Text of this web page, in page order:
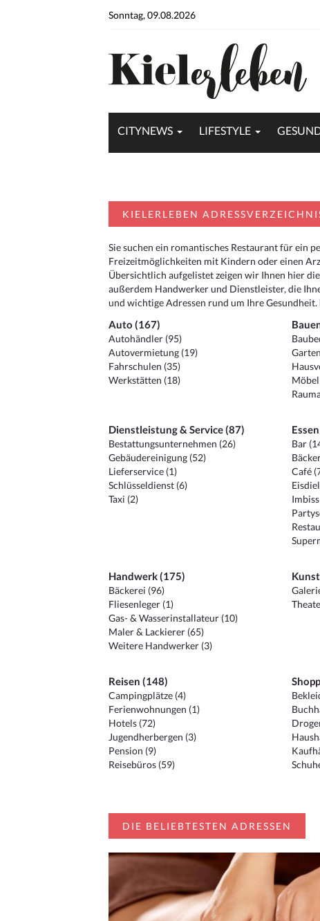
Sonntag, 09.08.2026
CITYNEWS LIFESTYLE
KIELERLEBEN
Sie suchen ein romantisches Restaurant für ein
Freizeitmöglichkeiten mit Kindern oder einen
Übersichtlich aufgelistet zeigen wir Ihnen hier
außerdem Handwerker und Dienstleister, die
und wichtige Adressen rund um Ihre
Auto (167)
Autohändler (95)
Autovermietung (19)
Fahrschulen (35)
Werkstätten (18)
Dienstleistung & Service (87)
Bestattungsunternehmen (26)
Gebäudereinigung (52)
Lieferservice (1)
Schlüsseldienst (6)
Taxi (2)
Bar
Café
Handwerk (175)
Bäckerei (96)
Fliesenleger (1)
Gas- & Wasserinstallateur (10)
Maler & Lackierer (65)
Weitere Handwerker (3)
Reisen (148)
Campingplätze (4)
Ferienwohnungen (1)
Hotels (72)
Jugendherbergen (3)
Pension (9)
Reisebüros (59)
DIE BELIEBTESTEN ADRESSEN